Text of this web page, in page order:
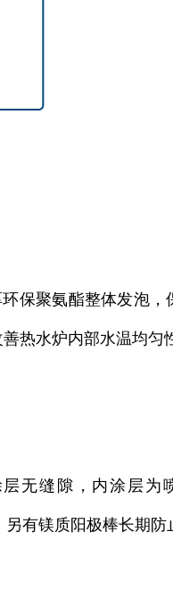
保聚氨酯整体发泡
热水炉内部水温均匀
无缝隙，内涂层为
有镁质阳极棒长期防